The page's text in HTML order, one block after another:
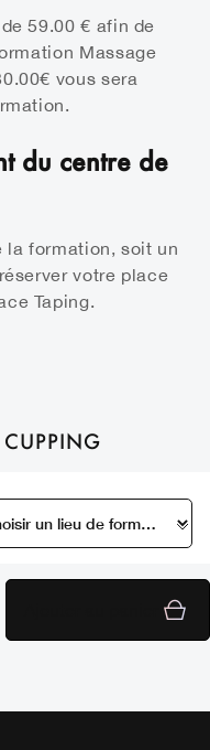
59.00 € afin de
Massage
vous sera
du centre de
la formation, soit un
votre place
Taping.